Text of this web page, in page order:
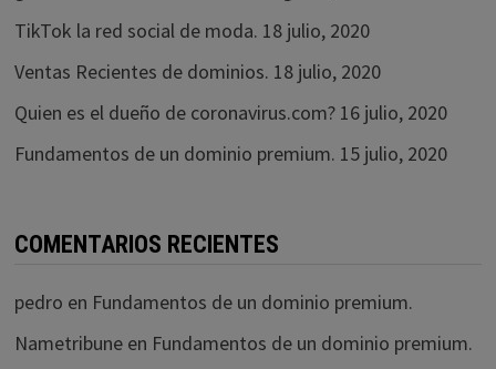
TikTok la red social de moda. 18 julio, 2020
Ventas Recientes de dominios. 18 julio, 2020
Quien es el dueño de coronavirus.com? 16 julio, 2020
Fundamentos de un dominio premium. 15 julio, 2020
COMENTARIOS RECIENTES
pedro en Fundamentos de un dominio premium.
Nametribuneen Fundamentos de un dominio premium.